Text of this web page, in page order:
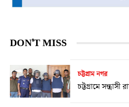
DON'T MISS
চট্টগ্রাম নগর
চট্টগ্রামে সন্ত্রাসী